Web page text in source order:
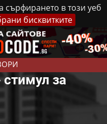
сърфирането в този уеб
бисквитките
Реклама Контакти
за